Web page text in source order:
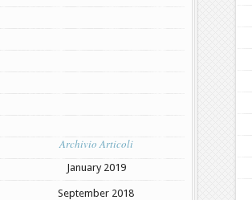
Archivio Articoli
January 2019
September 2018